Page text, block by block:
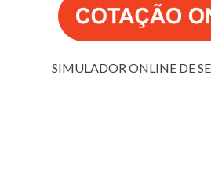
SIMULADOR ONLINE DE